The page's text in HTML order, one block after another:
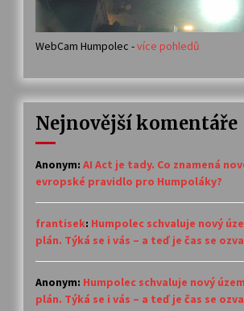
23. 7. 2026
14. 7. 2026
30. 6. 2026
WebCam Humpolec -více pohledů
Nejnovější komentáře
Anonym: AI Act je tady. Co znamená
evropské pravidlo pro Humpoláky?
frantisek: Humpolec schvaluje nový
plán. Týká se i vás – a teď je čas se
Anonym: Humpolec schvaluje nový
plán. Týká se i vás – a teď je čas se